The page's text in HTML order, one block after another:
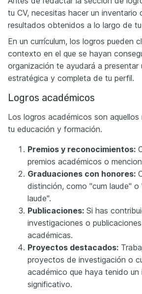
tu CV, necesitas hacer un inventario
resultados obtenidos a lo largo de
En un currículum, los logros pueden
contexto en el que se hayan
organización te ayudará a presentar
estratégica y completa de tu perfil.
Logros académicos
Los logros académicos son
tu educación y formación.
Premios y reconocimientos:
premios académicos o
Graduaciones con honores:
distinción, como "cum laude" o
laude".
Publicaciones: Si has
investigaciones o
académicas.
Proyectos destacados:
proyectos de investigación o
académico que haya tenido un
significativo.